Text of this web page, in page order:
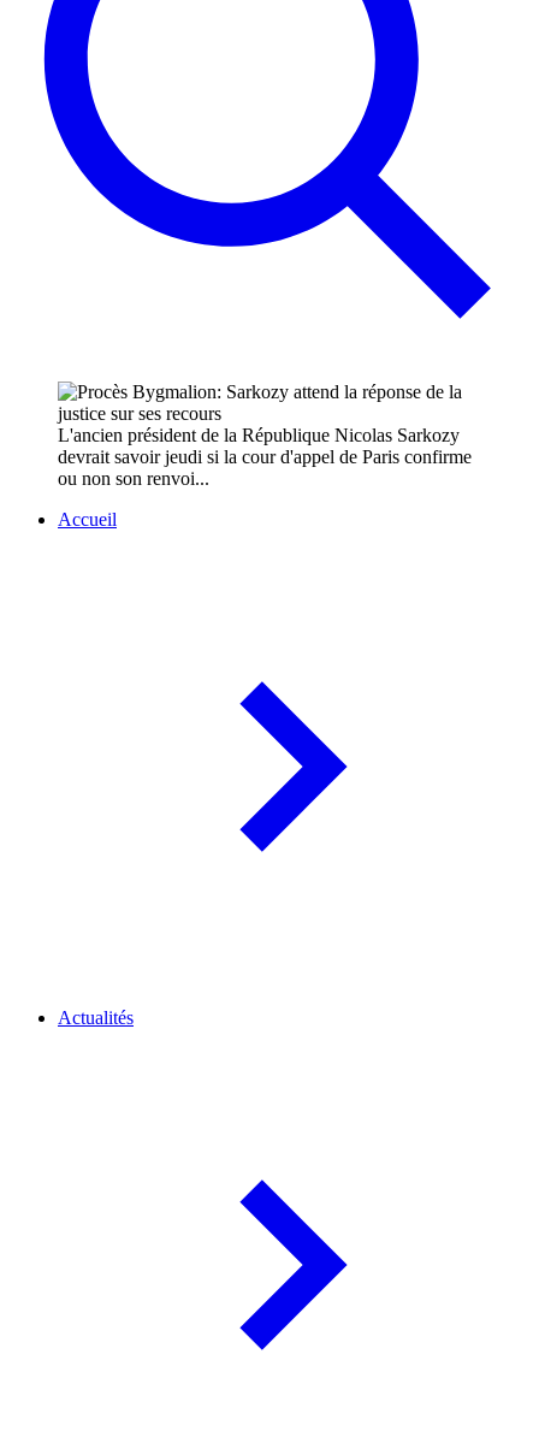
L'ancien président de la République Nicolas Sarkozy
devrait savoir jeudi si la cour d'appel de Paris confirme
ou non son renvoi...
Accueil
Actualités